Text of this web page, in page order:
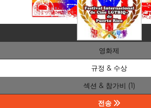
영화제
규정 & 수상
섹션 & 참가비 (1)
전송